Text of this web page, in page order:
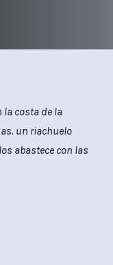
la costa de la
un riachuelo
abastece con las